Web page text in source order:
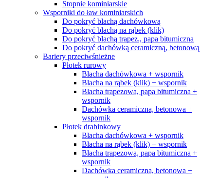
Stopnie kominiarskie
Wsporniki do ław kominiarskich
Do pokryć blachą dachówkową
Do pokryć blachą na rąbek (klik)
Do pokryć blachą trapez., papa bitumiczna
Do pokryć dachówką ceramiczną, betonową
Bariery przeciwśnieżne
Płotek rurowy
Blacha dachówkowa + wspornik
Blacha na rąbek (klik) + wspornik
Blacha trapezowa, papa bitumiczna +
wspornik
Dachówka ceramiczna, betonowa +
wspornik
Płotek drabinkowy
Blacha dachówkowa + wspornik
Blacha na rąbek (klik) + wspornik
Blacha trapezowa, papa bitumiczna +
wspornik
Dachówka ceramiczna, betonowa +